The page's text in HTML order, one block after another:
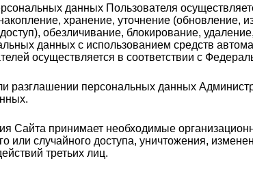
данных Пользователя
хранение, уточнение (обновление,
обезличивание, блокирование,
данных с использованием средств
осуществляется в соответствии с
разглашении персональных данных
Сайта принимает необходимые
или случайного доступа, уничтожения,
третьих лиц.